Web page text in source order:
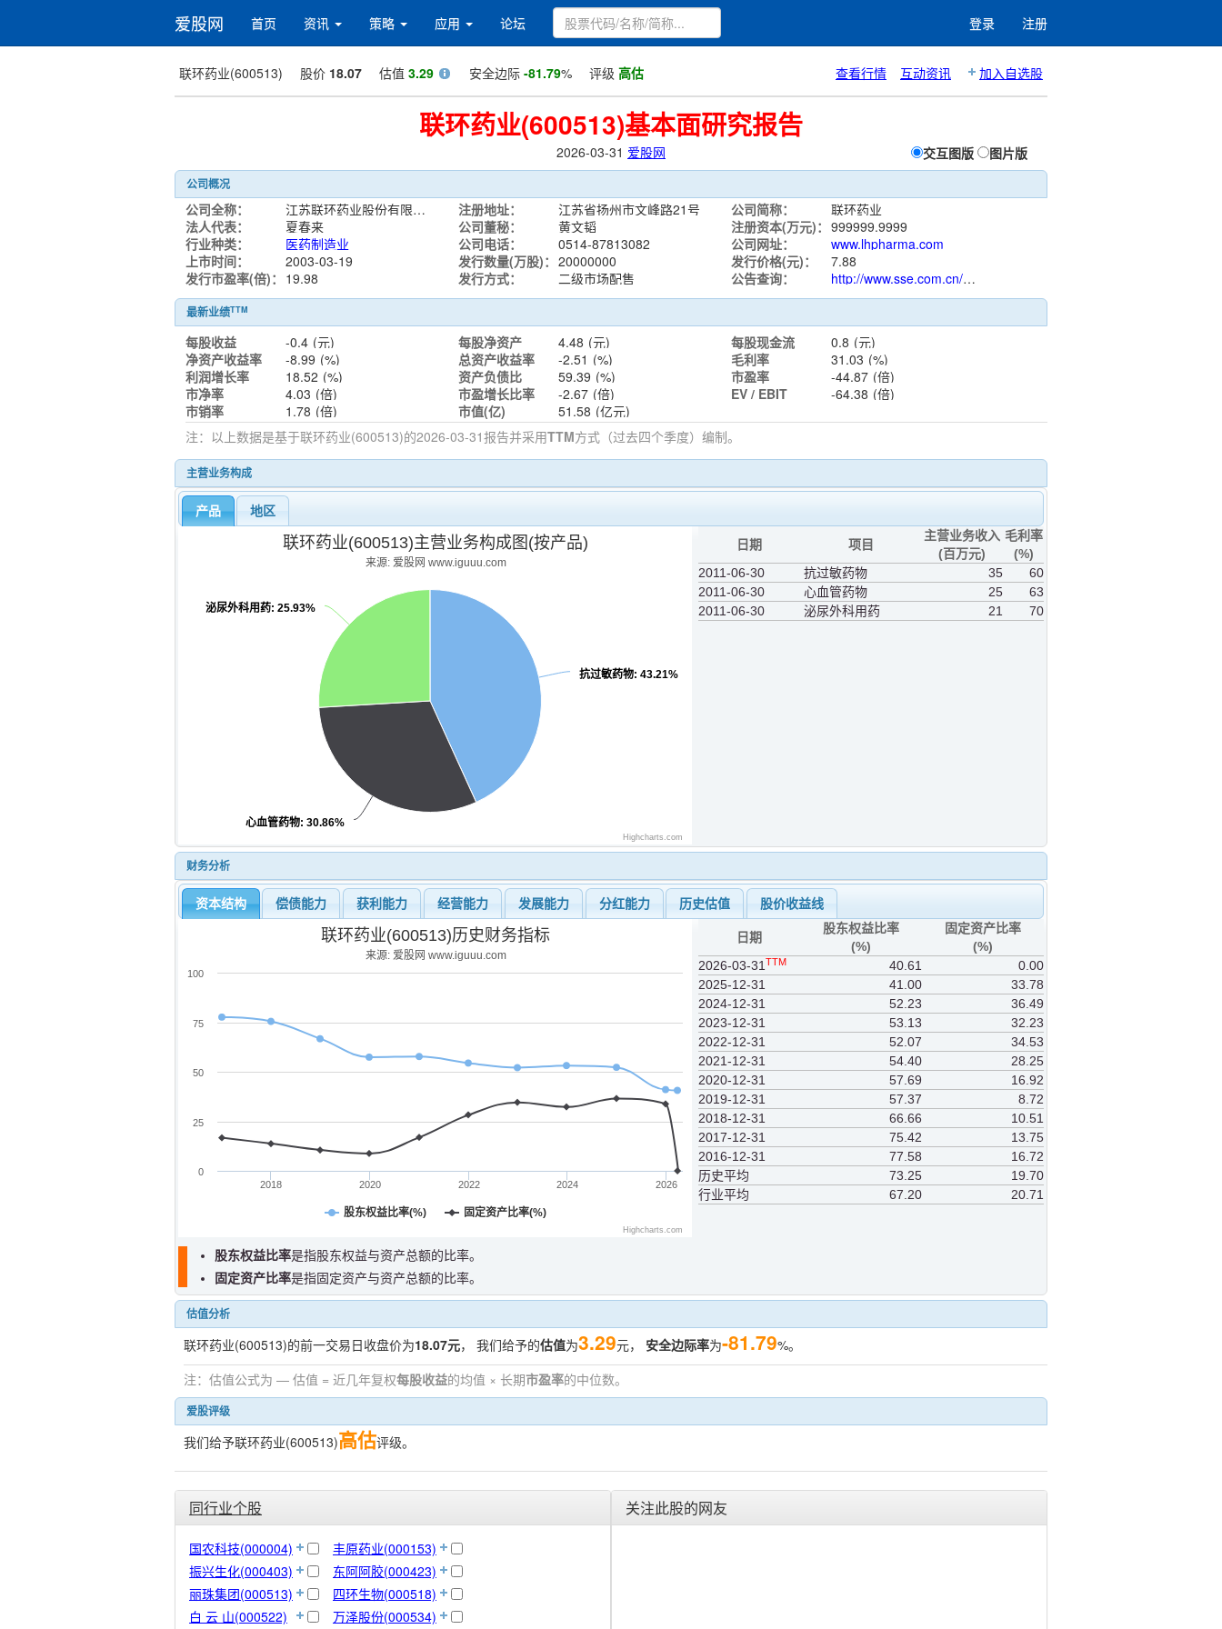
爱股网 首页 资讯 策略 应用 论坛 登录 注册
联环药业(600513) 股价 18.07 估值 3.29 安全边际 -81.79% 评级 高估 查看行情 互动资讯 加入自选股
联环药业(600513)基本面研究报告
2026-03-31 爱股网 交互图版 图片版
公司概况
公司全称： 江苏联环药业股份有限公司 注册地址： 江苏省扬州市文峰路21号 公司简称：
联环药业
法人代表：
夏春来 公司董秘： 黄文韬 注册资本(万元)： 999999.9999
行业种类：
医药制造业 公司电话： 0514-87813082 公司网址：
www.lhpharma.com
上市时间：
2003-03-19 发行数量(万股)： 20000000 发行价格(元)：
7.88
发行市盈率(倍)： 19.98 发行方式： 二级市场配售 公告查询： http://www.sse.com.cn/assortment/stock/list/info/announcement/index.shtml?productId=600513
最新业绩TTM
每股收益 -0.4 (元) 每股净资产 4.48 (元) 每股现金流 0.8 (元)
净资产收益率
-8.99 (%) 总资产收益率 -2.51 (%) 毛利率 31.03 (%)
利润增长率
18.52 (%) 资产负债比 59.39 (%) 市盈率 -44.87 (倍)
市净率
4.03 (倍) 市盈增长比率 -2.67 (倍) EV / EBIT -64.38 (倍)
市销率
1.78 (倍) 市值(亿) 51.58 (亿元)
注：以上数据是基于联环药业(600513)的2026-03-31报告并采用TTM方式（过去四个季度）编制。
主营业务构成
产品 地区
联环药业(600513)主营业务构成图(按产品)
来源: 爱股网 www.iguuu.com
抗过敏药物: 43.21%
心血管药物: 30.86%
泌尿外科用药: 25.93%
Highcharts.com
日期 项目
主营业务收入
(百万元)
毛利率
(%)
2011-06-30
抗过敏药物 35
60
2011-06-30
心血管药物 25
63
2011-06-30
泌尿外科用药 21 70
财务分析
资本结构 偿债能力 获利能力 经营能力 发展能力 分红能力 历史估值 股价收益线
联环药业(600513)历史财务指标
来源: 爱股网 www.iguuu.com
股东权益比率(%) 固定资产比率(%)
2018 2020 2022 2024 2026
0
25
50
75
100
Highcharts.com
日期
股东权益比率
(%)
固定资产比率
(%)
2026-03-31 TTM 40.61
0.00
2025-12-31
41.00
33.78
2024-12-31
52.23
36.49
2023-12-31
53.13
32.23
2022-12-31
52.07
34.53
2021-12-31
54.40
28.25
2020-12-31
57.69
16.92
2019-12-31
57.37
8.72
2018-12-31
66.66
10.51
2017-12-31
75.42
13.75
2016-12-31
77.58
16.72
历史平均
73.25
19.70
行业平均
67.20 20.71
股东权益比率是指股东权益与资产总额的比率。
固定资产比率是指固定资产与资产总额的比率。
估值分析
联环药业(600513)的前一交易日收盘价为18.07元， 我们给予的估值为3.29元， 安全边际率为-81.79%。
注：估值公式为 — 估值 = 近几年复权每股收益的均值 × 长期市盈率的中位数。
爱股评级
我们给予联环药业(600513)高估评级。
同行业个股
国农科技(000004)
丰原药业(000153)
振兴生化(000403)
东阿阿胶(000423)
丽珠集团(000513)
四环生物(000518)
白 云 山(000522)
万泽股份(000534)
关注此股的网友